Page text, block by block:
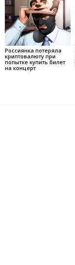
Россиянка потеряла
криптовалюту при
попытке купить билет
на концерт